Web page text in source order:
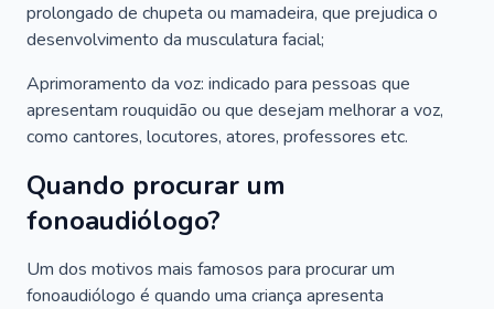
prolongado de chupeta ou mamadeira, que prejudica o
desenvolvimento da musculatura facial;
Aprimoramento da voz: indicado para pessoas que
apresentam rouquidão ou que desejam melhorar a voz,
como cantores, locutores, atores, professores etc.
Quando procurar um
fonoaudiólogo?
Um dos motivos mais famosos para procurar um
fonoaudiólogo é quando uma criança apresenta